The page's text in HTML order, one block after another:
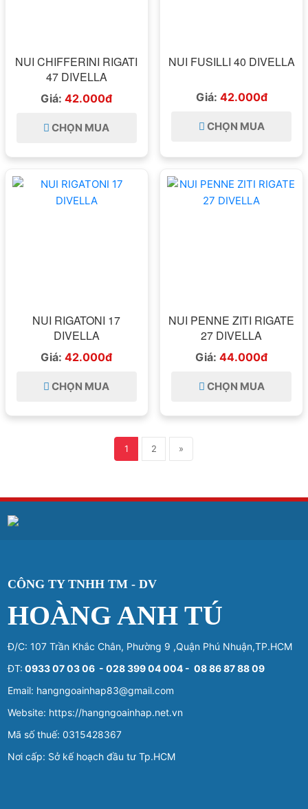
NUI CHIFFERINI RIGATI
47 DIVELLA
Giá:42.000đ
CHỌN MUA
NUI FUSILLI 40 DIVELLA
Giá: 42.000đ
CHỌN MUA
NUI RIGATONI 17
DIVELLA
Giá:42.000đ
CHỌN MUA
NUI PENNE ZITI RIGATE
27 DIVELLA
Giá:44.000đ
CHỌN MUA
1 2 »
CÔNG TY TNHH TM - DV
HOÀNG ANH TÚ
Đ/C: 107 Trần Khắc Chân, Phường 9 ,Quận Phú Nhuận,TP.HCM
ĐT: 0933 07 03 06 - 028 399 04 004 - 08 86 87 88 09
Email: hangngoainhap83@gmail.com
Website: https://hangngoainhap.net.vn
Mã số thuế: 0315428367
Nơi cấp: Sở kế hoạch đầu tư Tp.HCM